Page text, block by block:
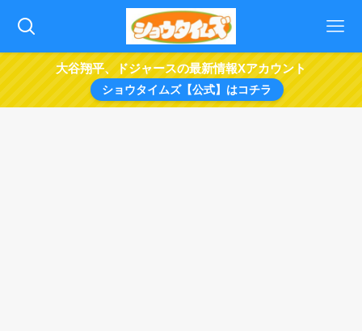
大谷翔平、ドジャースの最新情報Xアカウント
ショウタイムズ【公式】はコチラ